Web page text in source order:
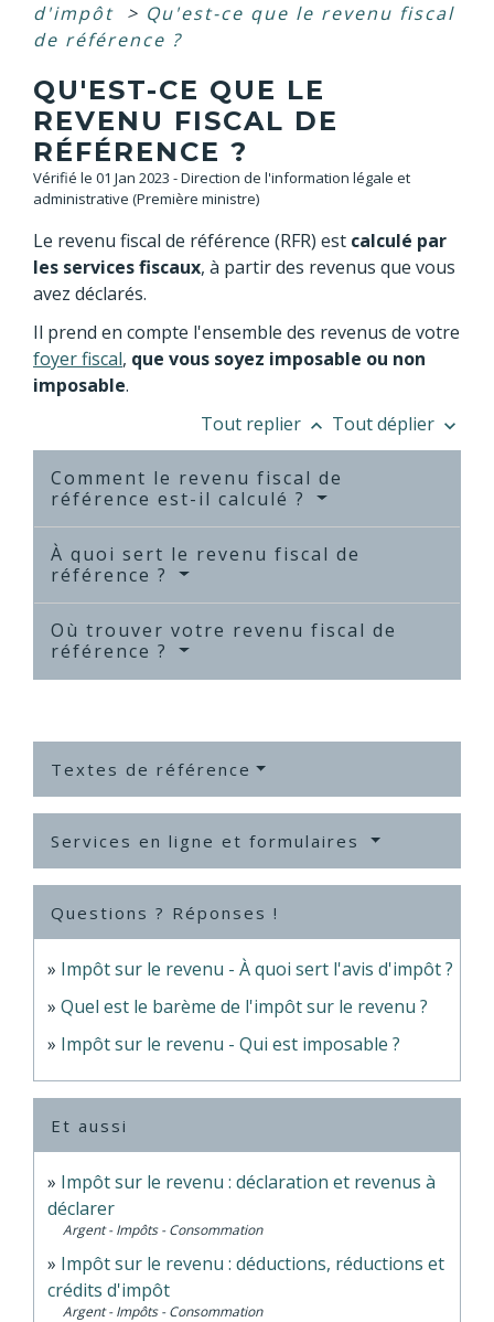
d'impôt > Qu'est-ce que le revenu fiscal
de référence ?
QU'EST-CE QUE LE
REVENU FISCAL DE
RÉFÉRENCE ?
Vérifié le 01 Jan 2023 - Direction de l'information légale et
administrative (Première ministre)
Le revenu fiscal de référence (RFR) est calculé par
les services fiscaux, à partir des revenus que vous
avez déclarés.
Il prend en compte l'ensemble des revenus de votre
foyer fiscal, que vous soyez imposable ou non
imposable.
Tout replier keyboard_arrow_up Tout déplier keyboard_arrow_down
Comment le revenu fiscal de
référence est-il calculé ?
À quoi sert le revenu fiscal de
référence ?
Où trouver votre revenu fiscal de
référence ?
Textes de référence
Services en ligne et formulaires
Questions ? Réponses !
Impôt sur le revenu - À quoi sert l'avis d'impôt ?
Quel est le barème de l'impôt sur le revenu ?
Impôt sur le revenu - Qui est imposable ?
Et aussi
Impôt sur le revenu : déclaration et revenus à
déclarer
Argent - Impôts - Consommation
Impôt sur le revenu : déductions, réductions et
crédits d'impôt
Argent - Impôts - Consommation